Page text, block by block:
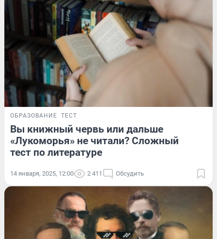
ОБРАЗОВАНИЕ ТЕСТ
Вы книжный червь или дальше
«Лукоморья» не читали? Сложный
тест по литературе
14 января, 2025, 12:00 2 411 Обсудить